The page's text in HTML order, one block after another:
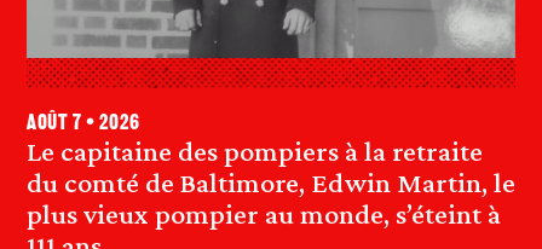
Le capitaine des pompiers à la retraite
du comté de Baltimore, Edwin Martin, le
plus vieux pompier au monde, s’éteint à
août 7 • 2026